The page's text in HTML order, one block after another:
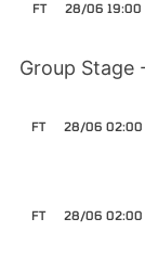
28/06 19:00
FT
Group Stage
28/06 02:00
FT
28/06 02:00
FT